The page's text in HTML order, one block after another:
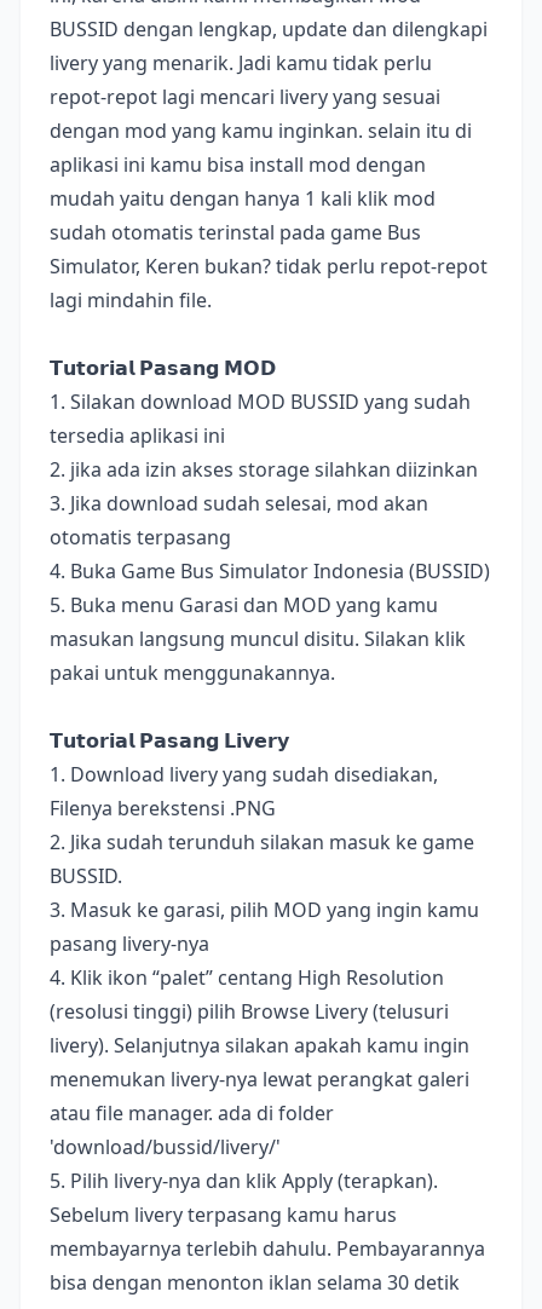
BUSSID dengan lengkap, update dan dilengkapi
livery yang menarik. Jadi kamu tidak perlu
repot-repot lagi mencari livery yang sesuai
dengan mod yang kamu inginkan. selain itu di
aplikasi ini kamu bisa install mod dengan
mudah yaitu dengan hanya 1 kali klik mod
sudah otomatis terinstal pada game Bus
Simulator, Keren bukan? tidak perlu repot-repot
lagi mindahin file.
𝗧𝘂𝘁𝗼𝗿𝗶𝗮𝗹 𝗣𝗮𝘀𝗮𝗻𝗴 𝗠𝗢𝗗
1. Silakan download MOD BUSSID yang sudah
tersedia aplikasi ini
2. jika ada izin akses storage silahkan diizinkan
3. Jika download sudah selesai, mod akan
otomatis terpasang
4. Buka Game Bus Simulator Indonesia (BUSSID)
5. Buka menu Garasi dan MOD yang kamu
masukan langsung muncul disitu. Silakan klik
pakai untuk menggunakannya.
𝗧𝘂𝘁𝗼𝗿𝗶𝗮𝗹 𝗣𝗮𝘀𝗮𝗻𝗴 𝗟𝗶𝘃𝗲𝗿𝘆
1. Download livery yang sudah disediakan,
Filenya berekstensi .PNG
2. Jika sudah terunduh silakan masuk ke game
BUSSID.
3. Masuk ke garasi, pilih MOD yang ingin kamu
pasang livery-nya
4. Klik ikon “palet” centang High Resolution
(resolusi tinggi) pilih Browse Livery (telusuri
livery). Selanjutnya silakan apakah kamu ingin
menemukan livery-nya lewat perangkat galeri
atau file manager. ada di folder
'download/bussid/livery/'
5. Pilih livery-nya dan klik Apply (terapkan).
Sebelum livery terpasang kamu harus
membayarnya terlebih dahulu. Pembayarannya
bisa dengan menonton iklan selama 30 detik